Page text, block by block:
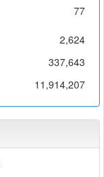
77
2,624
337,643
11,914,207